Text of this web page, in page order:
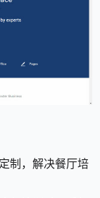
制，解决餐厅培